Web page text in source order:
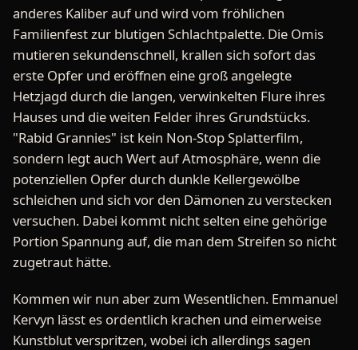
anderes Kaliber auf und wird vom fröhlichen
Familienfest zur blutigen Schlachtpalette. Die Omis
mutieren sekundenschnell, krallen sich sofort das
erste Opfer und eröffnen eine groß angelegte
Hetzjagd durch die langen, verwinkelten Flure ihres
Hauses und die weiten Felder ihres Grundstücks.
"Rabid Grannies" ist kein Non-Stop Splatterfilm,
sondern legt auch Wert auf Atmosphäre, wenn die
potenziellen Opfer durch dunkle Kellergewölbe
schleichen und sich vor den Dämonen zu verstecken
versuchen. Dabei kommt nicht selten eine gehörige
Portion Spannung auf, die man dem Streifen so nicht
zugetraut hätte.
Kommen wir nun aber zum Wesentlichen. Emmanuel
Kervyn lässt es ordentlich krachen und eimerweise
Kunstblut verspritzen, wobei ich allerdings sagen